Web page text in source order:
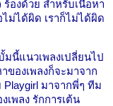
องด้วย สำหรับเนื้อหา
ม่ได้ผิด เราก็ไม่ได้ผิด
มนี้แนวเพลงเปลี่ยนไป
ของเพลงก็จะมาจาก
มาจากพี่ๆ ทีม
เพลง รักการเต้น